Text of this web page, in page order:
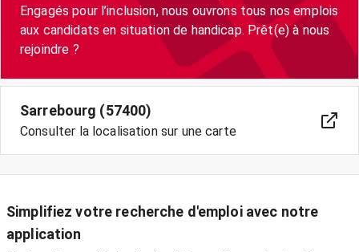
Engagés pour l’inclusion, nous ouvrons tous nos emplois
aux candidats en situation de handicap. Prêt(e) à nous
rejoindre ?
Sarrebourg (57400)
Consulter la localisation sur une carte
Simplifiez votre recherche d'emploi avec notre
application